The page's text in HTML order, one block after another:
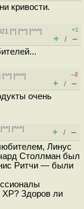
кривости.
[^] [^^] [^^^]
+1
+ / –
[^^] [^^^]
–2
+ / –
очень
^^] [^^^]
+ / –
Линус
Столлман был
Ритчи — были
XP? Здоров ли